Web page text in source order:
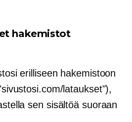
hakemistot
erilliseen hakemistoon
lataukset"),
sen sisältöä suoraan